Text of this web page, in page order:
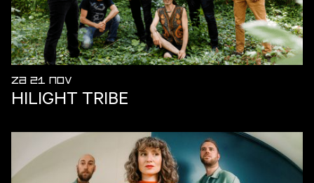
ZA 21 NOV
HILIGHT TRIBE